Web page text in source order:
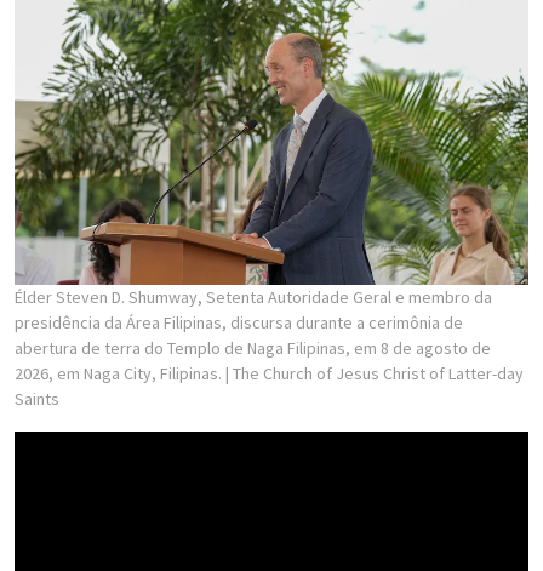
Élder Steven D. Shumway, Setenta Autoridade Geral e membro da
presidência da Área Filipinas, discursa durante a cerimônia de
abertura de terra do Templo de Naga Filipinas, em 8 de agosto de
2026, em Naga City, Filipinas. | The Church of Jesus Christ of Latter-day
Saints